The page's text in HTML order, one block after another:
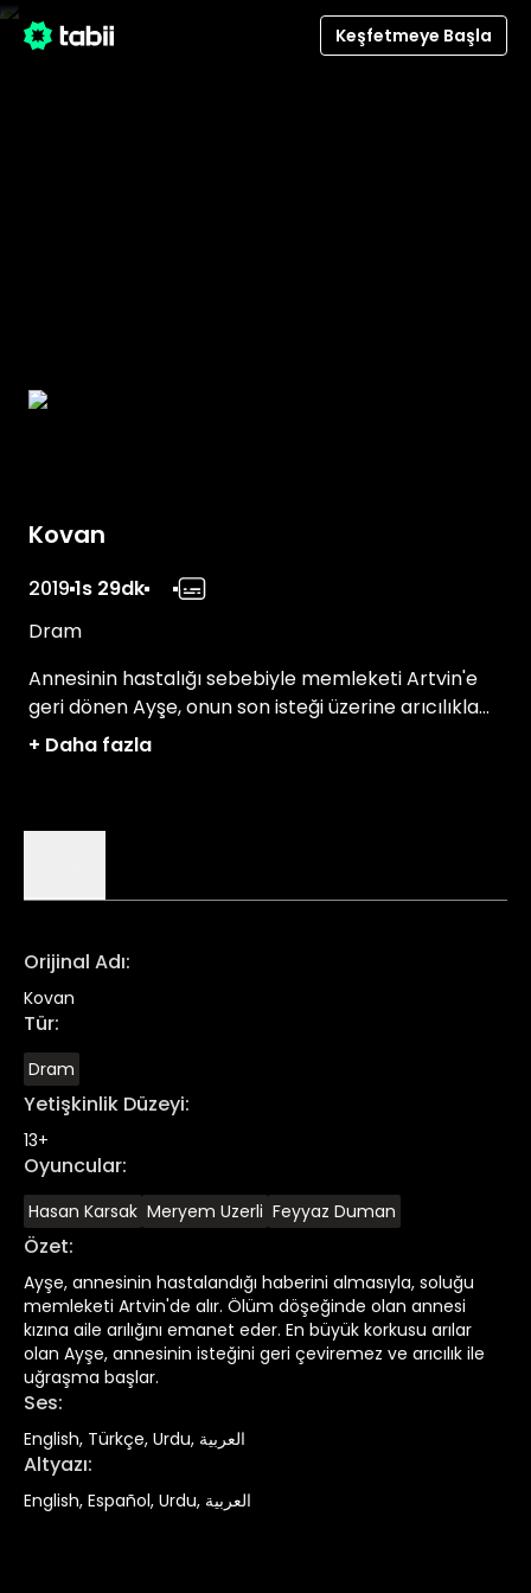
Keşfetmeye Başla
Kovan
2019 1s 29dk
Dram
Annesinin hastalığı sebebiyle memleketi Artvin'e
geri dönen Ayşe, onun son isteği üzerine arıcılıkla
uğraşmaya başlar.
+ Daha fazla
Orijinal Adı:
Kovan
Tür:
Dram
Yetişkinlik Düzeyi:
13+
Oyuncular:
Hasan Karsak Meryem Uzerli Feyyaz Duman
Özet:
Ayşe, annesinin hastalandığı haberini almasıyla, soluğu
memleketi Artvin'de alır. Ölüm döşeğinde olan annesi
kızına aile arılığını emanet eder. En büyük korkusu arılar
olan Ayşe, annesinin isteğini geri çeviremez ve arıcılık ile
uğraşma başlar.
Ses:
English, Türkçe, Urdu, العربية
Altyazı:
English, Español, Urdu, العربية